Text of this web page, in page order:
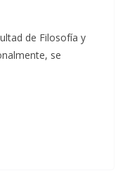
de Filosofía y
se